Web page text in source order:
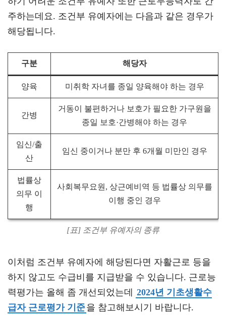
주하는데요. 조건부 유예자에는 다음과 같은 경우가
해당됩니다.
구분 해당자
양육 미취학 자녀를 종일 양육해야 하는 경우
간병
거동이 불편하거나 보호가 필요한 가구원을
종일 보호·간병해야 하는 경우
임신/출
산
임신 중이거나 분만 후 6개월 미만인 경우
법률상
의무 이
행
사회복무요원, 상근예비역 등 법률상 의무를
이행 중인 경우
[표] 조건부 유예자의 종류
이처럼 조건부 유예자에 해당된다면 자활근로 등을
하지 않고도 수급비를 지급받을 수 있습니다. 근로능
력평가는 올해 좀 개선되었는데 2024년 기초생활수
급자 근로평가 기준을 참고해보시기 바랍니다.